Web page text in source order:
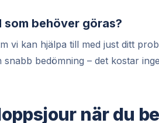
som behöver göras?
vi kan hjälpa till med just ditt
snabb bedömning – det kostar
när du